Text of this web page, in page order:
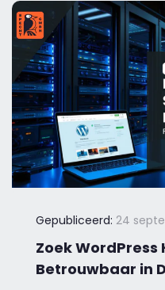
Gepubliceerd: 24
Zoek WordPress
Betrouwbaar in